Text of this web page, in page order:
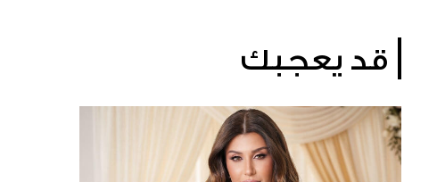
قد يعجبك